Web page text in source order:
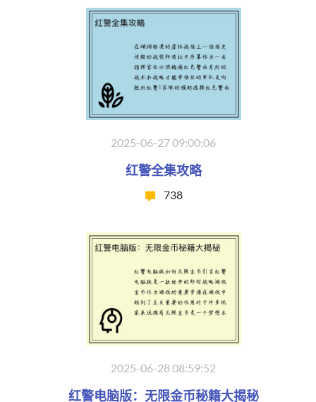
2025-06-27 09:00:06
红警全集攻略
738
2025-06-28 08:59:52
红警电脑版：无限金币秘籍大揭秘